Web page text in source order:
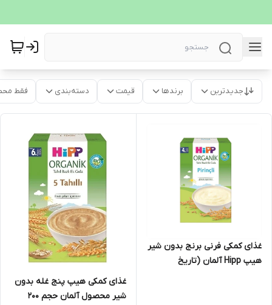
جدیدترین برندها قیمت دسته‌بندی فقط
غذای کمکی فرنی برنج بدون شیر
هیپ Hipp آلمان (تاریخ
غذای کمکی هیپ پنج غله بدون
شیر محصول آلمان حجم 200